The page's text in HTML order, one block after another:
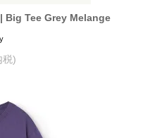
Big Tee Grey Melange
税)